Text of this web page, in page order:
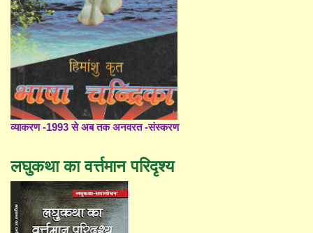
व्याकरण -1993 से अब तक अनवरत -संस्करण
लघुकथा का वर्त्तमान परिदृश्य